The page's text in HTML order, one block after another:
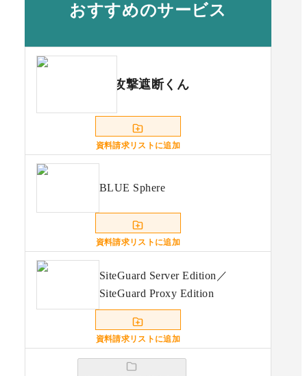
おすすめのサービス
攻撃遮断くん
資料請求リストに追加
BLUE Sphere
資料請求リストに追加
SiteGuard Server Edition／
SiteGuard Proxy Edition
資料請求リストに追加